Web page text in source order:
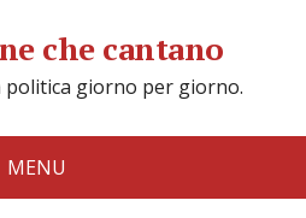
che cantano
politica giorno per giorno.
MENU